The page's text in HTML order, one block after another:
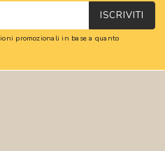
ISCRIVITI
promozionali in base a quanto